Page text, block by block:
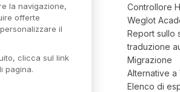
la navigazione,
offerte
il
clicca sul link
pagina.
Controllore
Weglot
Report sullo
traduzione
Migrazione
Alternative a
Elenco di